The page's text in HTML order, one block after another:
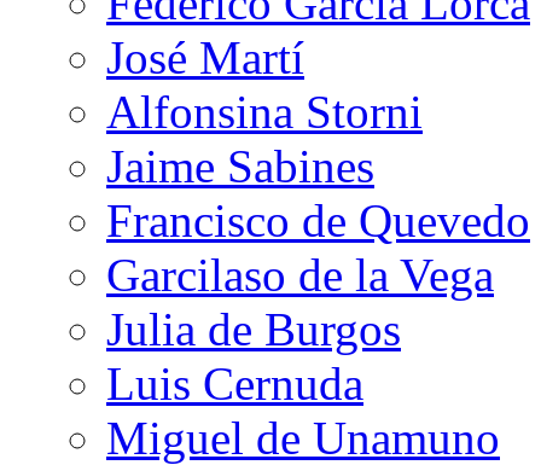
José Martí
Alfonsina Storni
Jaime Sabines
Francisco de Quevedo
Garcilaso de la Vega
Julia de Burgos
Luis Cernuda
Miguel de Unamuno